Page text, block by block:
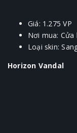
Giá: 1.275 VP
Nơi mua: Cửa
Loại skin:
Horizon Vandal